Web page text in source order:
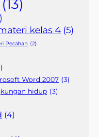
(13)
kelas 4 (5)
Pecahan (2)
Word 2007 (3)
hidup (3)
(4)